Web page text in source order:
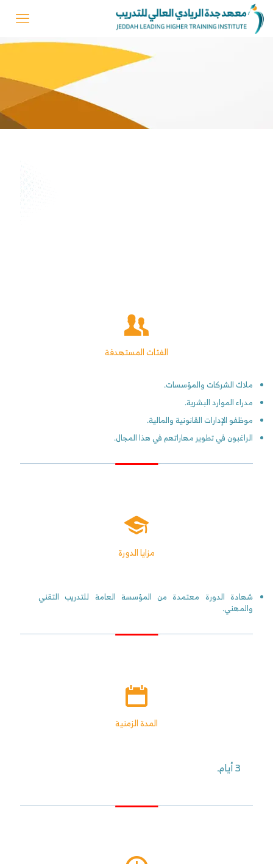
دورة نظام العمل السعودي
تُعنى دورة في نظام العمل السعودي بتأهيل المتدربين لفهم الأنظمة
الفئات المستهدفة
ملاك الشركات والمؤسسات.
مدراء الموارد البشرية.
موظفو الإدارات القانونية والمالية.
الراغبون في تطوير مهاراتهم في هذا المجال.
مزايا الدورة
شهادة الدورة معتمدة من المؤسسة العامة للتدريب التقني
والمهني.
المدة الزمنية
3 أيام.